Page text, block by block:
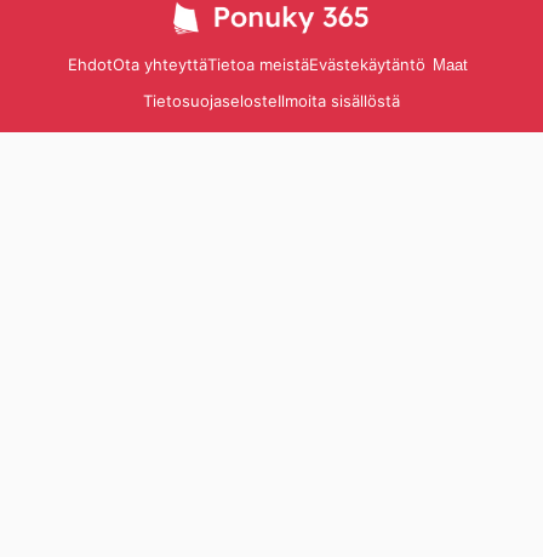
EhdotOta yhteyttäTietoa meistäEvästekäytäntö Maat
TietosuojaselosteIlmoita sisällöstä